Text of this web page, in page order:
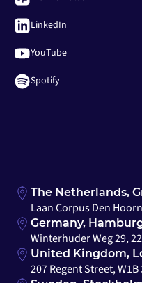
LinkedIn
YouTube
Spotify
The Netherlands,
Laan Corpus Den
Germany,
Winterhuder Weg 29,
United Kingdom,
207 Regent Street, W1B